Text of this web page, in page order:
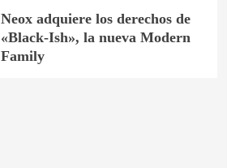
Neox adquiere los derechos de
«Black-Ish», la nueva Modern
Family